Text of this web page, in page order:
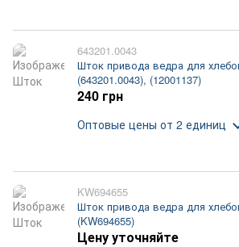
643201.0043
Шток привода ведра для
(643201.0043), (12001137)
240 грн
Оптовые цены от 2 единиц
KW694655
Шток привода ведра для
(KW694655)
Цену уточняйте